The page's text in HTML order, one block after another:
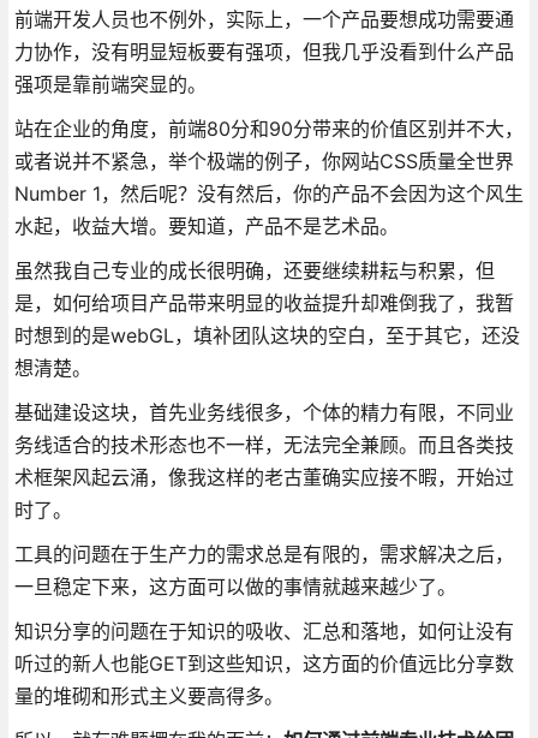
前端开发人员也不例外，实际上，一个产品要想成功需要通
力协作，没有明显短板要有强项，但我几乎没看到什么产品
强项是靠前端突显的。
站在企业的角度，前端80分和90分带来的价值区别并不大，
或者说并不紧急，举个极端的例子，你网站CSS质量全世界
Number 1，然后呢？没有然后，你的产品不会因为这个风生
水起，收益大增。要知道，产品不是艺术品。
虽然我自己专业的成长很明确，还要继续耕耘与积累，但
是，如何给项目产品带来明显的收益提升却难倒我了，我暂
时想到的是webGL，填补团队这块的空白，至于其它，还没
想清楚。
基础建设这块，首先业务线很多，个体的精力有限，不同业
务线适合的技术形态也不一样，无法完全兼顾。而且各类技
术框架风起云涌，像我这样的老古董确实应接不暇，开始过
时了。
工具的问题在于生产力的需求总是有限的，需求解决之后，
一旦稳定下来，这方面可以做的事情就越来越少了。
知识分享的问题在于知识的吸收、汇总和落地，如何让没有
听过的新人也能GET到这些知识，这方面的价值远比分享数
量的堆砌和形式主义要高得多。